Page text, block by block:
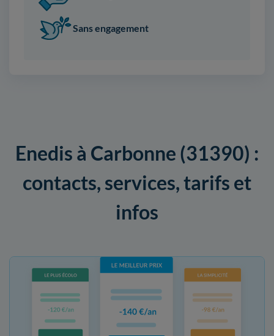
Sans engagement
Enedis à Carbonne (31390) :
contacts, services, tarifs et
infos